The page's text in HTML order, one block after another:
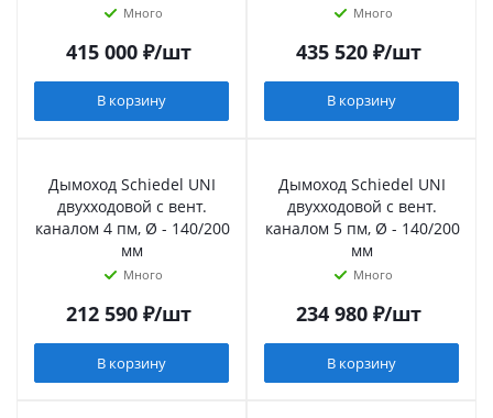
Много
415 000₽/шт
В корзину
Много
435 520₽/шт
В корзину
Дымоход Schiedel UNI
двухходовой с вент.
каналом 4 пм, Ø - 140/200
мм
Много
212 590₽/шт
В корзину
Дымоход Schiedel UNI
двухходовой с вент.
каналом 5 пм, Ø - 140/200
мм
Много
234 980₽/шт
В корзину